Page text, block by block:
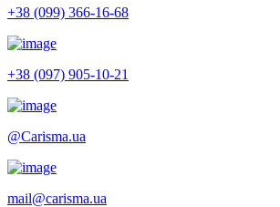
+38 (099) 366-16-68
+38 (097) 905-10-21
@Carisma.ua
mail@carisma.ua